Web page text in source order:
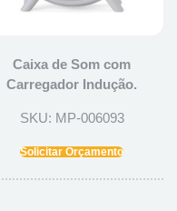
Caixa de Som com
Carregador Indução.
SKU: MP-006093
Solicitar Orçamento